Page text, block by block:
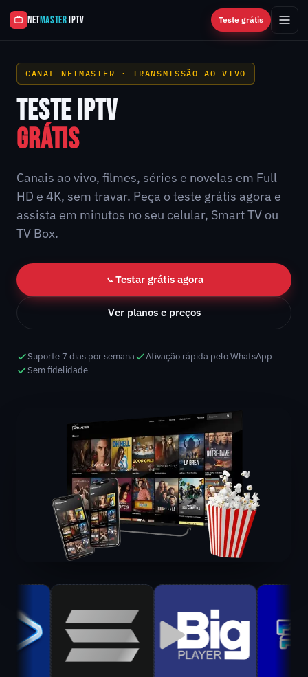
NETMASTERIPTV Teste grátis
CANAL NETMASTER · TRANSMISSÃO AO VIVO
TESTE IPTV
GRÁTIS
Canais ao vivo, filmes, séries e novelas em Full
HD e 4K, sem travar. Peça o teste grátis agora e
assista em minutos no seu celular, Smart TV ou
TV Box.
Testar grátis agora
Ver planos e preços
Suporte 7 dias por semana
Ativação rápida pelo WhatsApp
Sem fidelidade